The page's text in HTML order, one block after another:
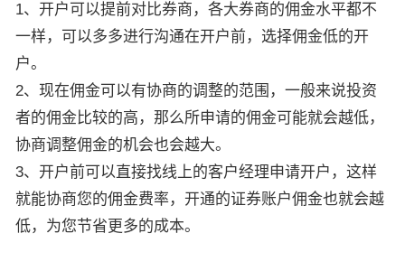
1、开户可以提前对比券商，各大券商的佣金水平都不
一样，可以多多进行沟通在开户前，选择佣金低的开
户。
2、现在佣金可以有协商的调整的范围，一般来说投资
者的佣金比较的高，那么所申请的佣金可能就会越低，
协商调整佣金的机会也会越大。
3、开户前可以直接找线上的客户经理申请开户，这样
就能协商您的佣金费率，开通的证券账户佣金也就会越
低，为您节省更多的成本。